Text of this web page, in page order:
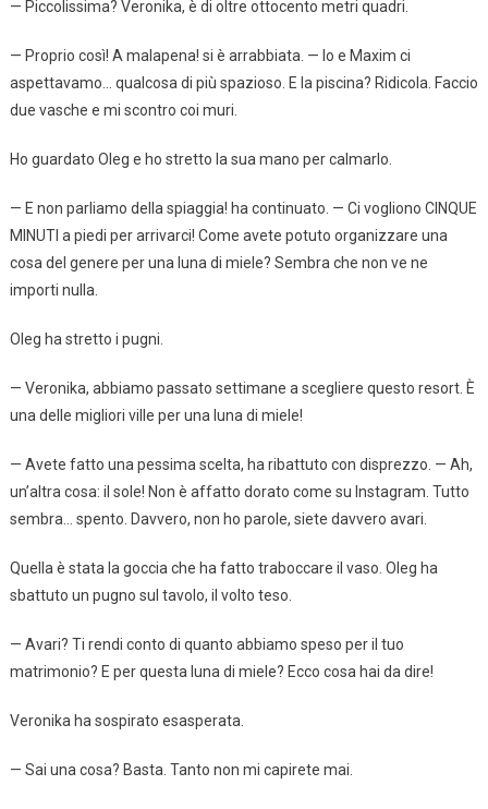
— Piccolissima? Veronika, è di oltre ottocento metri quadri.
— Proprio così! A malapena! si è arrabbiata. — Io e Maxim ci
aspettavamo… qualcosa di più spazioso. E la piscina? Ridicola. Faccio
due vasche e mi scontro coi muri.
Ho guardato Oleg e ho stretto la sua mano per calmarlo.
— E non parliamo della spiaggia! ha continuato. — Ci vogliono CINQUE
MINUTI a piedi per arrivarci! Come avete potuto organizzare una
cosa del genere per una luna di miele? Sembra che non ve ne
importi nulla.
Oleg ha stretto i pugni.
— Veronika, abbiamo passato settimane a scegliere questo resort. È
una delle migliori ville per una luna di miele!
— Avete fatto una pessima scelta, ha ribattuto con disprezzo. — Ah,
un’altra cosa: il sole! Non è affatto dorato come su Instagram. Tutto
sembra… spento. Davvero, non ho parole, siete davvero avari.
Quella è stata la goccia che ha fatto traboccare il vaso. Oleg ha
sbattuto un pugno sul tavolo, il volto teso.
— Avari? Ti rendi conto di quanto abbiamo speso per il tuo
matrimonio? E per questa luna di miele? Ecco cosa hai da dire!
Veronika ha sospirato esasperata.
— Sai una cosa? Basta. Tanto non mi capirete mai.